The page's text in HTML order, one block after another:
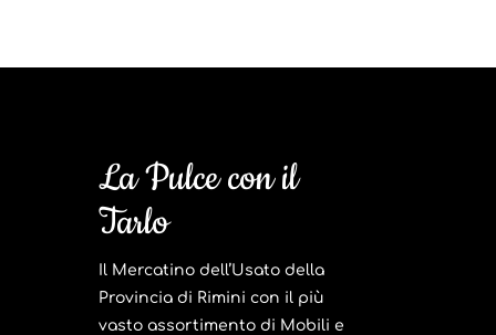
La Pulce con il
Tarlo
Il Mercatino dell’Usato della
Provincia di Rimini con il più
vasto assortimento di Mobili e